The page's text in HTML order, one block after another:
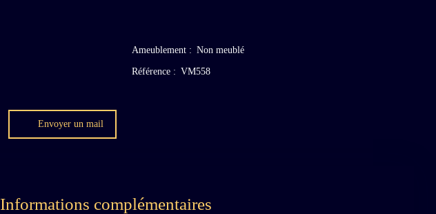
Ameublement: Non meublé
Référence: VM558
Envoyer un mail
Informations complémentaires